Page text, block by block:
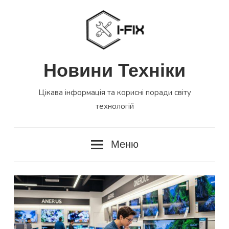
Новини Техніки
Цікава інформація та корисні поради світу
технологій
Меню